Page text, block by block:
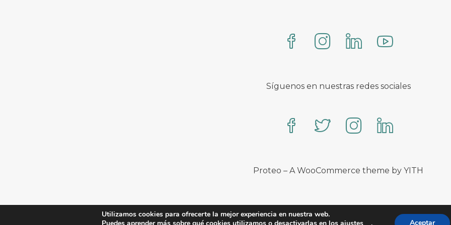
Síguenos en nuestras redes sociales
Proteo – A WooCommerce theme by YITH
Utilizamos cookies para ofrecerte la mejor experiencia en nuestra web.
Aceptar